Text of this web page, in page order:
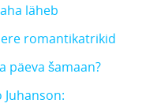
läheb
romantikatrikid
päeva šamaan?
Juhanson: